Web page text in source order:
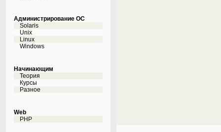
Администрирование ОС
Solaris
Unix
Linux
Windows
Начинающим
Теория
Курсы
Разное
Web
PHP